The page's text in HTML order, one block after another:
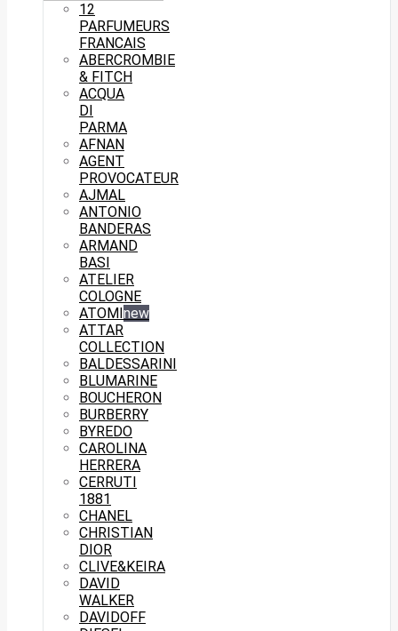
12
PARFUMEURS
FRANCAIS
ABERCROMBIE
& FITCH
ACQUA
DI
PARMA
AFNAN
AGENT
PROVOCATEUR
AJMAL
ANTONIO
BANDERAS
ARMAND
BASI
ATELIER
COLOGNE
ATOMI new
ATTAR
COLLECTION
BALDESSARINI
BLUMARINE
BOUCHERON
BURBERRY
BYREDO
CAROLINA
HERRERA
CERRUTI
1881
CHANEL
CHRISTIAN
DIOR
CLIVE&KEIRA
DAVID
WALKER
DAVIDOFF